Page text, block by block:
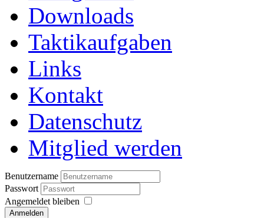
Downloads
Taktikaufgaben
Links
Kontakt
Datenschutz
Mitglied werden
Benutzername
Passwort
Angemeldet bleiben
Anmelden